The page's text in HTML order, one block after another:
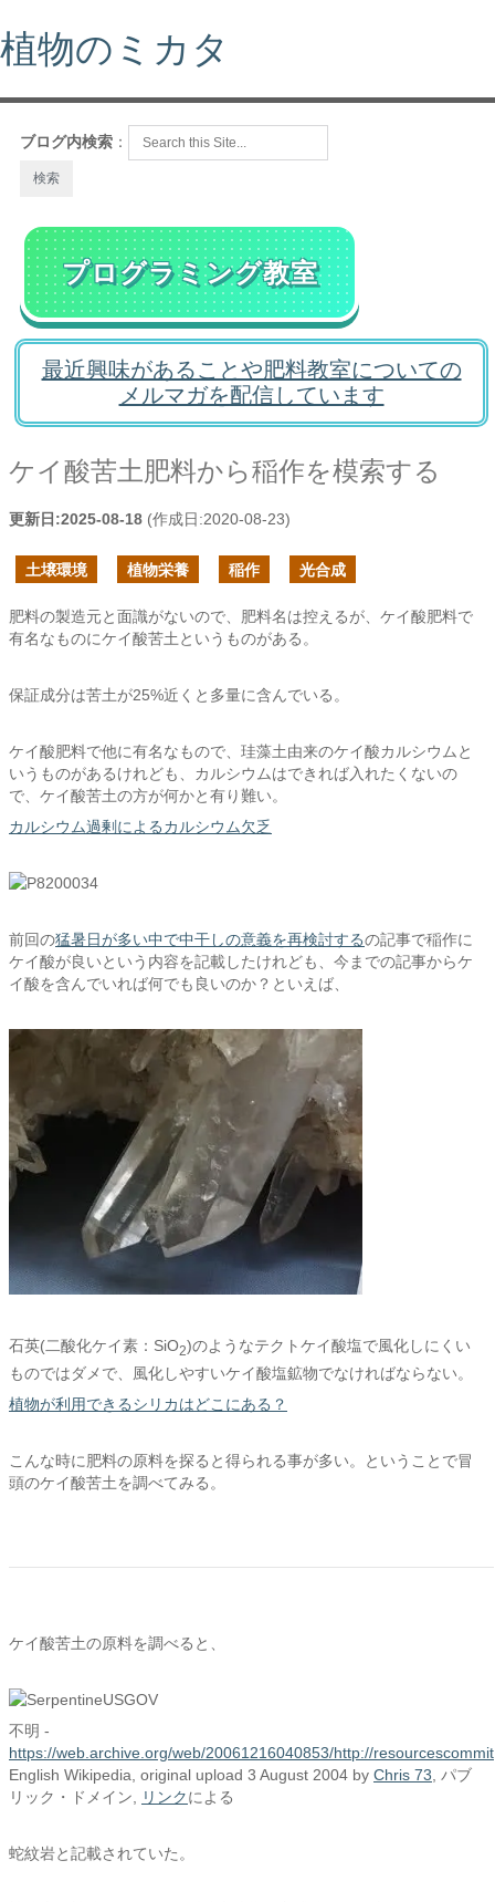
植物のミカタ
ブログ内検索 ：
プログラミング教室
最近興味があることや肥料教室についての
メルマガを配信しています
ケイ酸苦土肥料から稲作を模索する
更新日:2025-08-18 (作成日:2020-08-23)
土壌環境 植物栄養 稲作 光合成
肥料の製造元と面識がないので、肥料名は控えるが、ケイ酸肥料で
有名なものにケイ酸苦土というものがある。
保証成分は苦土が25%近くと多量に含んでいる。
ケイ酸肥料で他に有名なもので、珪藻土由来のケイ酸カルシウムと
いうものがあるけれども、カルシウムはできれば入れたくないの
で、ケイ酸苦土の方が何かと有り難い。
カルシウム過剰によるカルシウム欠乏
前回の猛暑日が多い中で中干しの意義を再検討するの記事で稲作に
ケイ酸が良いという内容を記載したけれども、今までの記事からケ
イ酸を含んでいれば何でも良いのか？といえば、
石英(二酸化ケイ素：SiO2)のようなテクトケイ酸塩で風化しにくい
ものではダメで、風化しやすいケイ酸塩鉱物でなければならない。
植物が利用できるシリカはどこにある？
こんな時に肥料の原料を探ると得られる事が多い。ということで冒
頭のケイ酸苦土を調べてみる。
ケイ酸苦土の原料を調べると、
不明 -
https://web.archive.org/web/20061216040853/http://
English Wikipedia, original upload 3 August 2004 by Chris 73 , パブ
リック・ドメイン,
リンクによる
蛇紋岩と記載されていた。